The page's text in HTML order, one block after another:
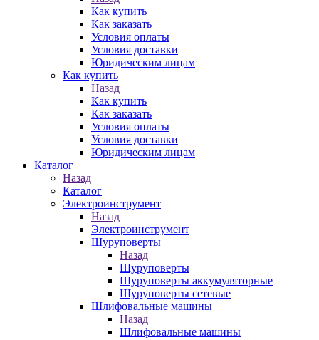
Как купить
Как заказать
Условия оплаты
Условия доставки
Юридическим лицам
Как купить
Назад
Как купить
Как заказать
Условия оплаты
Условия доставки
Юридическим лицам
Каталог
Назад
Каталог
Электроинструмент
Назад
Электроинструмент
Шуруповерты
Назад
Шуруповерты
Шуруповерты аккумуляторные
Шуруповерты сетевые
Шлифовальные машины
Назад
Шлифовальные машины